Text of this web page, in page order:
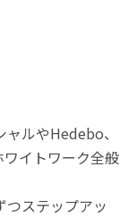
ルやHedebo、
イトワーク全般
つステップアッ